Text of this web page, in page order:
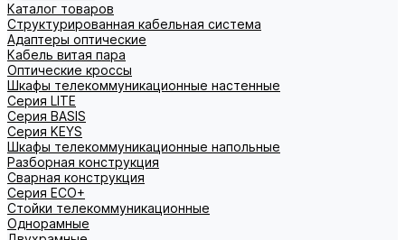
Каталог товаров
Структурированная кабельная система
Адаптеры оптические
Кабель витая пара
Оптические кроссы
Шкафы телекоммуникационные настенные
Cерия LITE
Cерия BASIS
Cерия KEYS
Шкафы телекоммуникационные напольные
Разборная конструкция
Сварная конструкция
Серия ECO+
Стойки телекоммуникационные
Однорамные